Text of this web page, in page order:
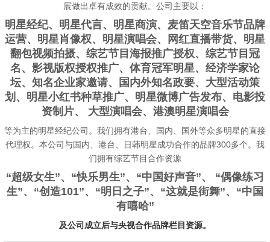
展做出卓有成效的贡献。公司主要以：
明星经纪、明星代言、明星商演、麦笛天空音乐节品牌
运营、明星肖像权、明星演唱会、网红直播带货、明星
翻包视频拍摄、综艺节目海报推广授权、综艺节目冠
名、影视版权授权推广、体育冠军明星、经济学家论
坛、知名企业家邀请、国内外知名政要、大型活动策
划、明星小红书种草推广、明星微博广告发布、电影投
资制片、 大型演唱会、港澳明星演唱会
等为主的明星经纪公司。我们拥有港台、国内、国外等众多明星的直接
代理权。本公司与国内、港台、日韩明星成功合作的品牌300多个。我
们拥有综艺节目合作资源
“超级女生”、“快乐男生”、“中国好声音”、 “偶像练习
生”、“创造101”、“明日 之子”、“这就是街舞”、“中国
有嘻哈”
及公司成立后与央视合作品牌栏目资源。